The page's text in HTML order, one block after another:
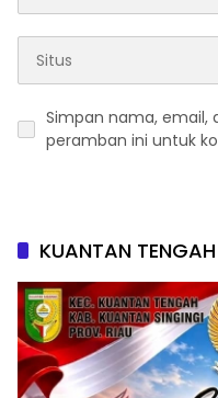
Simpan nama, email,
peramban ini untuk
KUANTAN TENGAH